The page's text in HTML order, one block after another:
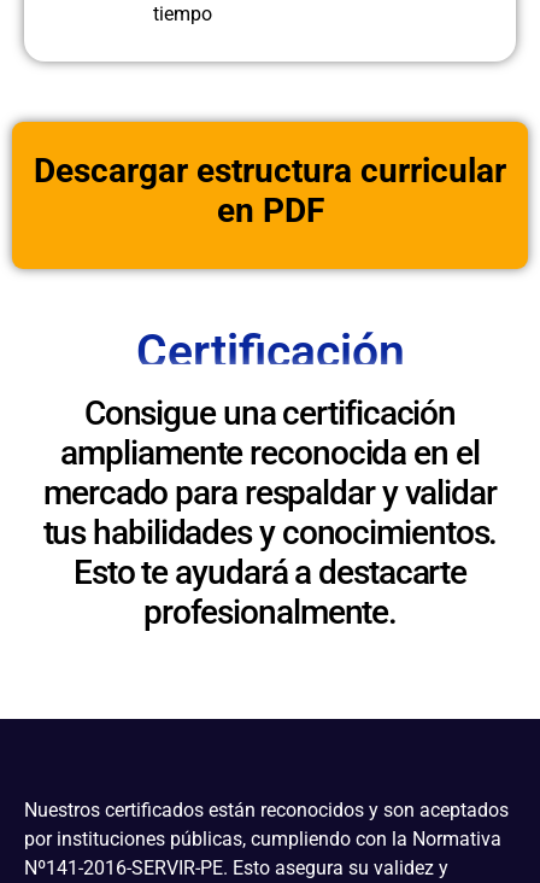
tiempo
Descargar estructura curricular
en PDF
Certificación
Consigue una certificación
ampliamente reconocida en el
mercado para respaldar y validar
tus habilidades y conocimientos.
Esto te ayudará a destacarte
profesionalmente.
Nuestros certificados están reconocidos y son aceptados
por instituciones públicas, cumpliendo con la Normativa
Nº141-2016-SERVIR-PE. Esto asegura su validez y